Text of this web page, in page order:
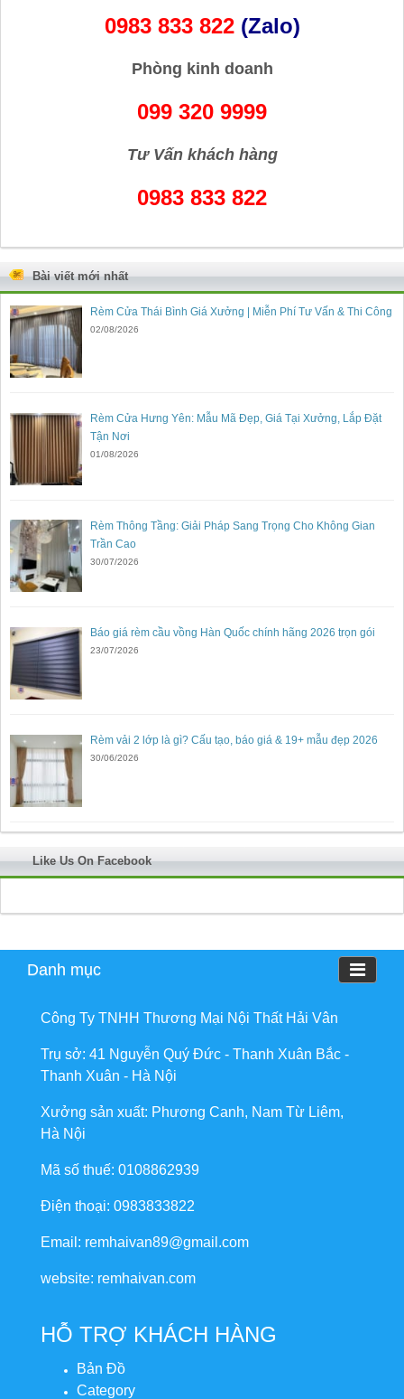
0983 833 822 (Zalo)
Phòng kinh doanh
099 320 9999
Tư Vấn khách hàng
0983 833 822
Bài viết mới nhất
Rèm Cửa Thái Bình Giá Xưởng | Miễn Phí Tư Vấn & Thi Công
02/08/2026
Rèm Cửa Hưng Yên: Mẫu Mã Đẹp, Giá Tại Xưởng, Lắp Đặt
Tận Nơi
01/08/2026
Rèm Thông Tầng: Giải Pháp Sang Trọng Cho Không Gian
Trần Cao
30/07/2026
Báo giá rèm cầu vồng Hàn Quốc chính hãng 2026 trọn gói
23/07/2026
Rèm vải 2 lớp là gì? Cấu tạo, báo giá & 19+ mẫu đẹp 2026
30/06/2026
Like Us On Facebook
Danh mục
Công Ty TNHH Thương Mại Nội Thất Hải Vân
Trụ sở: 41 Nguyễn Quý Đức - Thanh Xuân Bắc -
Thanh Xuân - Hà Nội
Xưởng sản xuất: Phương Canh, Nam Từ Liêm,
Hà Nội
Mã số thuế: 0108862939
Điện thoại: 0983833822
Email: remhaivan89@gmail.com
website: remhaivan.com
HỖ TRỢ KHÁCH HÀNG
Bản Đồ
Category